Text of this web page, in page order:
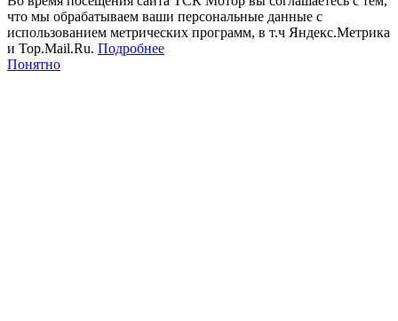
что мы обрабатываем ваши персональные данные с
использованием метрических программ, в т.ч Яндекс.Метрика
и Top.Mail.Ru. Подробнее
Понятно